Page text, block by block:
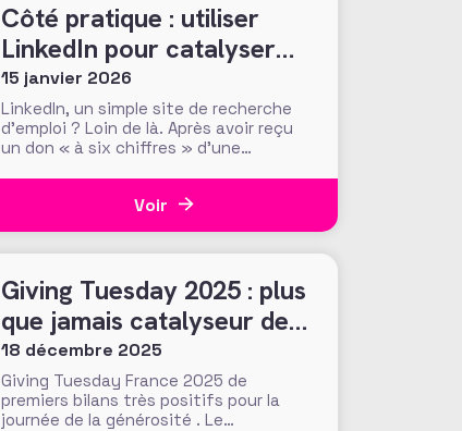
Côté pratique : utiliser
LinkedIn pour catalyser
son potentiel de
conviction des donateurs
15 janvier 2026
LinkedIn, un simple site de recherche
d’emploi ? Loin de là. Après avoir reçu
un don « à six chiffres » d’une
la Making Waves Education Foundation
Voir
Giving Tuesday 2025 : plus
que jamais catalyseur des
engagements généreux et
collectifs ?
18 décembre 2025
Giving Tuesday France 2025 de
premiers bilans très positifs pour la
journée de la générosité . Le